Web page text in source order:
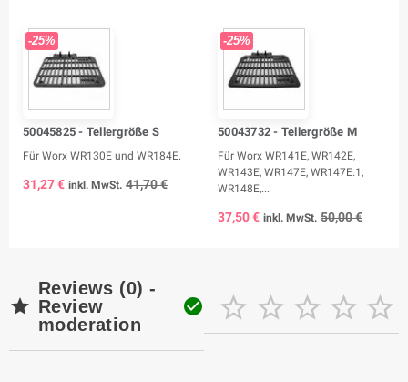
-25%
50045825 - Tellergröße S
Für Worx WR130E und WR184E.
31,27 € inkl. MwSt. 41,70 €
-25%
50043732 - Tellergröße M
Für Worx WR141E, WR142E,
WR143E, WR147E, WR147E.1,
WR148E,...
37,50 € inkl. MwSt. 50,00 €

Reviews (0) -
Review
moderation
     